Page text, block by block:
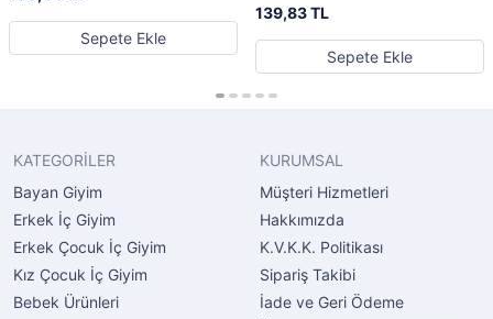
Sepete Ekle
139,83 TL
Sepete Ekle
KATEGORİLER
Bayan Giyim
Erkek İç Giyim
Erkek Çocuk İç Giyim
Kız Çocuk İç Giyim
Bebek Ürünleri
KURUMSAL
Müşteri Hizmetleri
Hakkımızda
K.V.K.K. Politikası
Sipariş Takibi
İade ve Geri Ödeme